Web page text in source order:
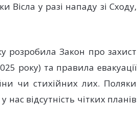
Вісла у разі нападу зі Сходу,
розробила Закон про захист
року) та правила евакуації
чи стихійних лих. Поляки
відсутність чітких планів